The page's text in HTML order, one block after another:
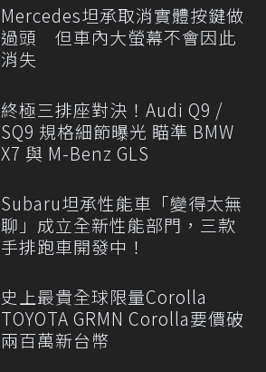
Mercedes坦承取消實體按鍵做
過頭 但車內大螢幕不會因此
消失
終極三排座對決！Audi Q9 /
SQ9 規格細節曝光 瞄準 BMW
X7 與 M-Benz GLS
Subaru坦承性能車「變得太無
聊」成立全新性能部門，三款
手排跑車開發中！
史上最貴全球限量Corolla
TOYOTA GRMN Corolla要價破
兩百萬新台幣